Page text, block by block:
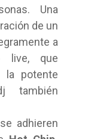
Una
de un
a
live, que
la potente
también
adhieren